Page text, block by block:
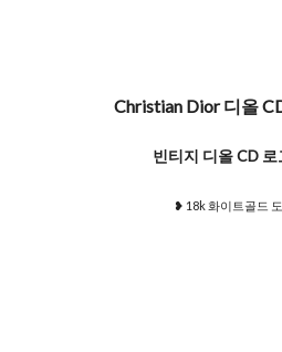
Christian Dior 디올
빈티지 디올 CD 로
​❥ 18k 화이트골드